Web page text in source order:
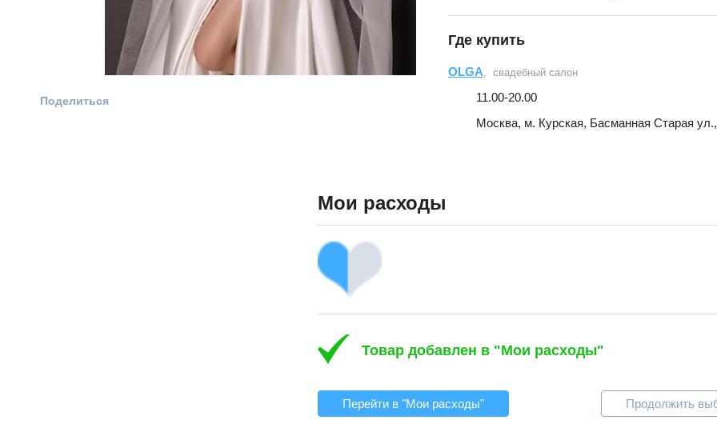
Поделиться
Где купить
OLGA, свадебный салон
11.00-20.00
Москва, м. Курская, Басманная Старая
Мои расходы
Товар добавлен в "Мои расходы"
Перейти в "Мои расходы" Продолжить